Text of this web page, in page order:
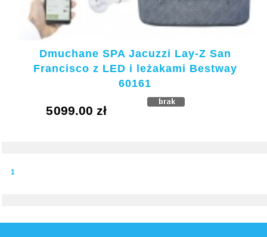
Dmuchane SPA Jacuzzi Lay-Z San
Francisco z LED i leżakami Bestway
60161
KUPUJE
5099.00 zł
1